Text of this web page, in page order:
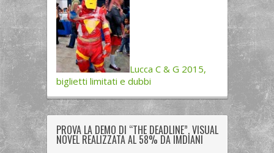
Lucca C & G 2015,
biglietti limitati e dubbi
PROVA LA DEMO DI “THE DEADLINE”, VISUAL
NOVEL REALIZZATA AL 58% DA IMDIANI